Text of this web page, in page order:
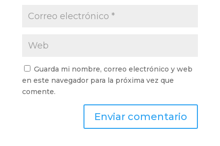
Guarda mi nombre, correo electrónico y web
en este navegador para la próxima vez que
comente.